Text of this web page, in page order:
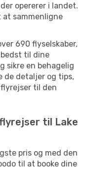
opererer i landet.
sammenligne
690 flyselskaber,
til dine
sikre en behagelig
de detaljer og tips,
til den
til Lake
pris og med den
til at booke dine